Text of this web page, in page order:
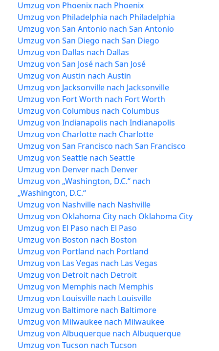
Umzug von Phoenix nach Phoenix
Umzug von Philadelphia nach Philadelphia
Umzug von San Antonio nach San Antonio
Umzug von San Diego nach San Diego
Umzug von Dallas nach Dallas
Umzug von San José nach San José
Umzug von Austin nach Austin
Umzug von Jacksonville nach Jacksonville
Umzug von Fort Worth nach Fort Worth
Umzug von Columbus nach Columbus
Umzug von Indianapolis nach Indianapolis
Umzug von Charlotte nach Charlotte
Umzug von San Francisco nach San Francisco
Umzug von Seattle nach Seattle
Umzug von Denver nach Denver
Umzug von „Washington, D.C.“ nach
„Washington, D.C.“
Umzug von Nashville nach Nashville
Umzug von Oklahoma City nach Oklahoma City
Umzug von El Paso nach El Paso
Umzug von Boston nach Boston
Umzug von Portland nach Portland
Umzug von Las Vegas nach Las Vegas
Umzug von Detroit nach Detroit
Umzug von Memphis nach Memphis
Umzug von Louisville nach Louisville
Umzug von Baltimore nach Baltimore
Umzug von Milwaukee nach Milwaukee
Umzug von Albuquerque nach Albuquerque
Umzug von Tucson nach Tucson